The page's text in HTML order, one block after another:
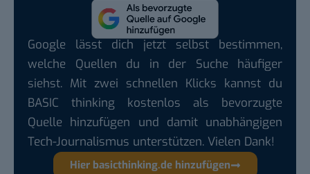
Google lässt dich jetzt selbst bestimmen,
welche Quellen du in der Suche häufiger
siehst. Mit zwei schnellen Klicks kannst du
BASIC thinking kostenlos als bevorzugte
Quelle hinzufügen und damit unabhängigen
Tech-Journalismus unterstützen. Vielen Dank!
Hier basicthinking.de hinzufügen